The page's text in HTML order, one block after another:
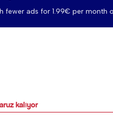
fewer ads for 1.99€ per month
kalıyor